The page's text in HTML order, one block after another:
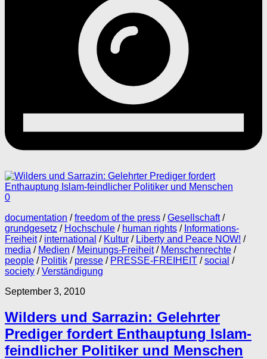
0
documentation /freedom of the press /Gesellschaft/
grundgesetz / Hochschule / human rights / Informations-
Freiheit/ international / Kultur / Liberty and Peace NOW! /
media / Medien / Meinungs-Freiheit/ Menschenrechte /
people / Politik / presse / PRESSE-FREIHEIT /social /
society /Verständigung
September 3, 2010
Wilders und Sarrazin: Gelehrter
Prediger fordert Enthauptung Islam-
feindlicher Politiker und Menschen